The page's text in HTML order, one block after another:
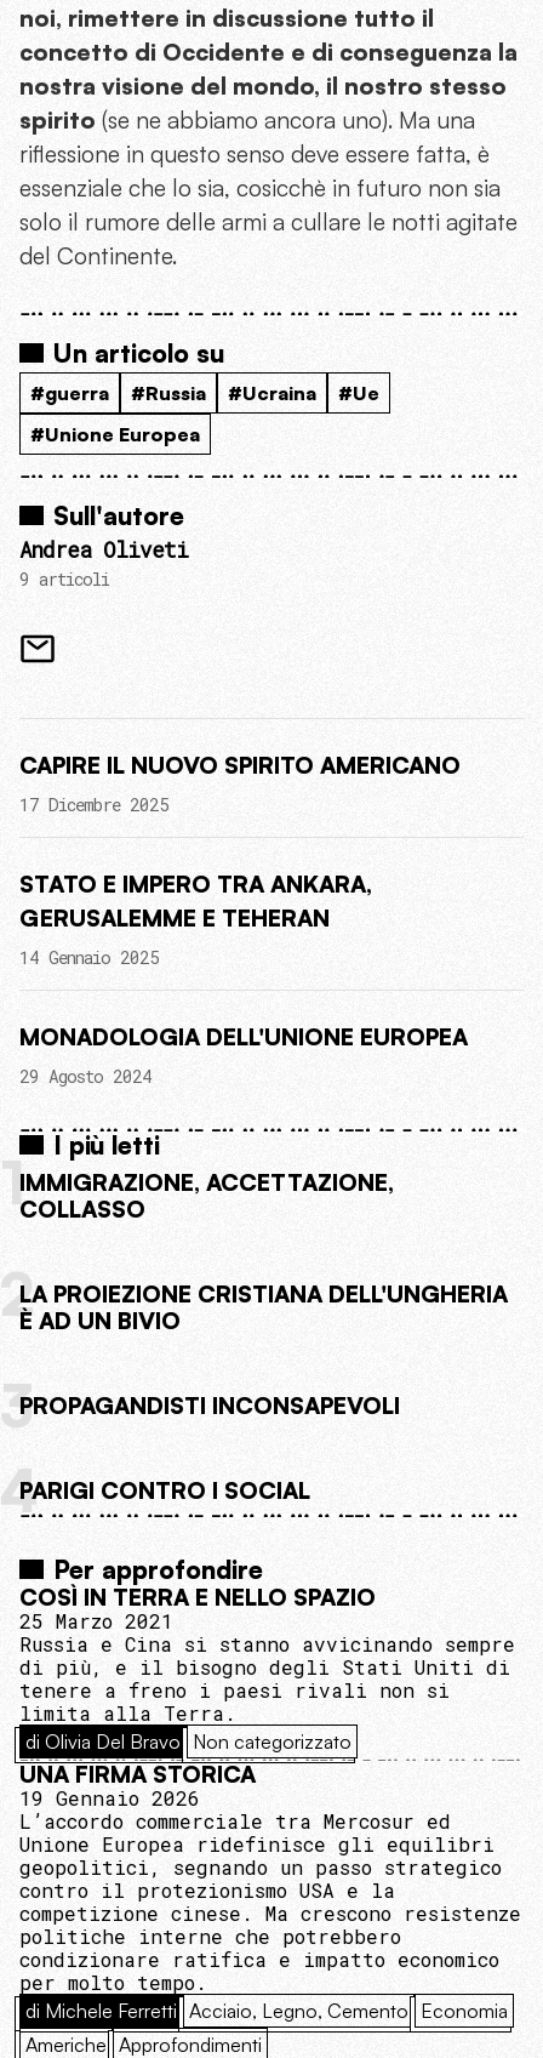
noi, rimettere in discussione tutto il
concetto di Occidente e di conseguenza la
nostra visione del mondo, il nostro stesso
spirito (se ne abbiamo ancora uno). Ma una
riflessione in questo senso deve essere fatta, è
essenziale che lo sia, cosicchè in futuro non sia
solo il rumore delle armi a cullare le notti agitate
del Continente.
Un articolo su
#guerra #Russia #Ucraina
#Ue
#Unione Europea
Sull'autore
Andrea Oliveti
9 articoli
CAPIRE IL NUOVO SPIRITO AMERICANO
17 Dicembre 2025
STATO E IMPERO TRA ANKARA,
GERUSALEMME E TEHERAN
14 Gennaio 2025
MONADOLOGIA DELL'UNIONE EUROPEA
29 Agosto 2024
I più letti
1IMMIGRAZIONE, ACCETTAZIONE,
COLLASSO
2LA PROIEZIONE CRISTIANA DELL'UNGHERIA
È AD UN BIVIO
3PROPAGANDISTI INCONSAPEVOLI
4PARIGI CONTRO I SOCIAL
Per approfondire
COSÌ IN TERRA E NELLO SPAZIO
25 Marzo 2021
Russia e Cina si stanno avvicinando sempre
di più, e il bisogno degli Stati Uniti di
tenere a freno i paesi rivali non si
limita alla Terra.
di Olivia Del Bravo Non categorizzato
UNA FIRMA STORICA
19 Gennaio 2026
L’accordo commerciale tra Mercosur ed
Unione Europea ridefinisce gli equilibri
geopolitici, segnando un passo strategico
contro il protezionismo USA e la
competizione cinese. Ma crescono resistenze
politiche interne che potrebbero
condizionare ratifica e impatto economico
per molto tempo.
di Michele Ferretti Acciaio, Legno, Cemento Economia
Americhe Approfondimenti